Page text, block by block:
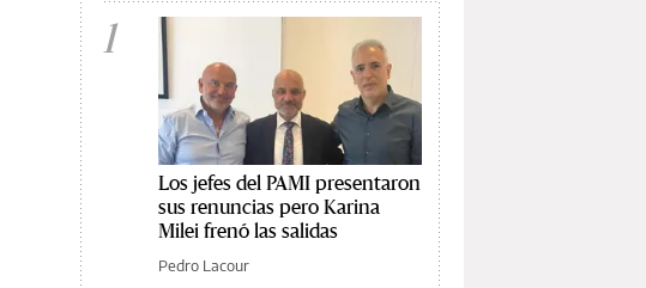
1
Los jefes del PAMI presentaron
sus renuncias pero Karina
Milei frenó las salidas
Pedro Lacour